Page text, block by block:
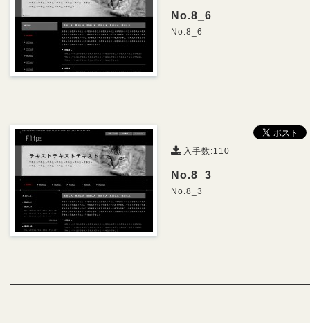
No.8_6
No.8_6
入手数:110
No.8_3
No.8_3